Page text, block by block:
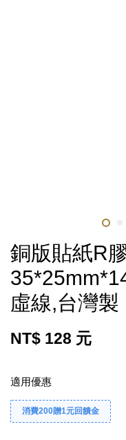
銅版貼紙R
虛線,台灣製
NT$ 128 元
適用優惠
消費200贈1元回饋金